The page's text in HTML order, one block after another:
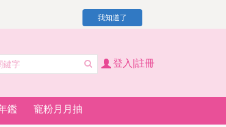
我知道了
登入|註冊
鑑 寵粉月月抽